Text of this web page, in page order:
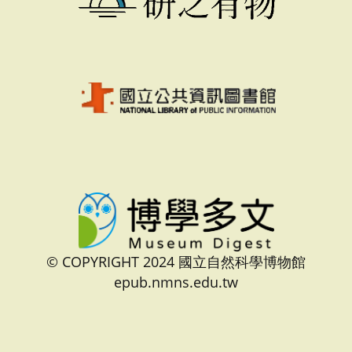
© COPYRIGHT 2024 國立自然科學博物館
epub.nmns.edu.tw